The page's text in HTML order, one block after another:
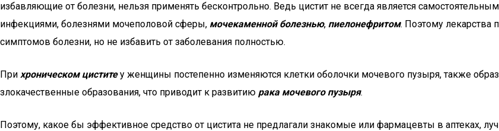
избавляющие от болезни, нельзя применять бесконтрольно. Ведь цистит не всегда является
инфекциями, болезнями мочеполовой сферы, мочекаменной болезнью, пиелонефритом. Поэтому лекарства
симптомов болезни, но не избавить от заболевания полностью.
При хроническом циститеу женщины постепенно изменяются клетки оболочки мочевого пузыря, также
злокачественные образования, что приводит к развитию рака мочевого пузыря.
Поэтому, какое бы эффективное средство от цистита не предлагали знакомые или фармацевты в аптеках,